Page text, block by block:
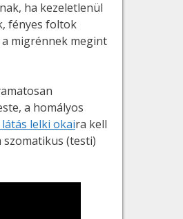
ha kezeletlenül
fényes foltok
migrénnek megint
a homályos
lelki okaira kell
szomatikus (testi)